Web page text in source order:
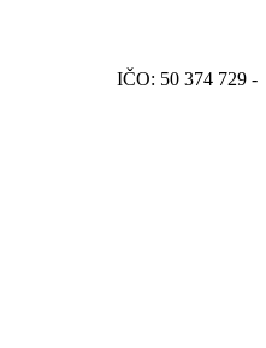
IČO: 50 374 729 -